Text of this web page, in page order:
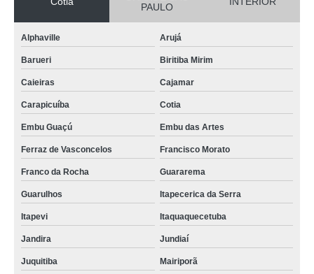
PAULO
Alphaville Arujá
Barueri Biritiba Mirim
Caieiras Cajamar
Carapicuíba Cotia
Embu Guaçú Embu das Artes
Ferraz de Vasconcelos Francisco Morato
Franco da Rocha Guararema
Guarulhos Itapecerica da Serra
Itapevi Itaquaquecetuba
Jandira Jundiaí
Juquitiba Mairiporã